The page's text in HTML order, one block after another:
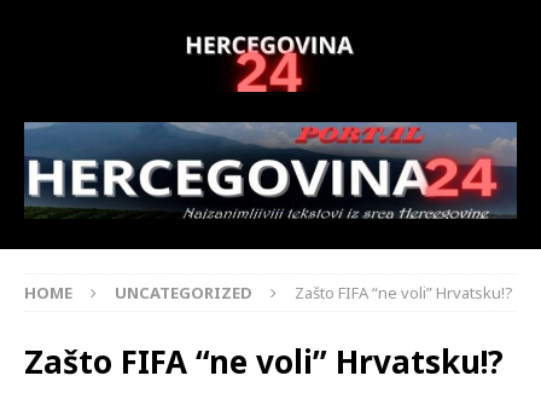
HOME UNCATEGORIZED Zašto FIFA “ne voli” Hrvatsku!?
Zašto FIFA “ne voli” Hrvatsku!?